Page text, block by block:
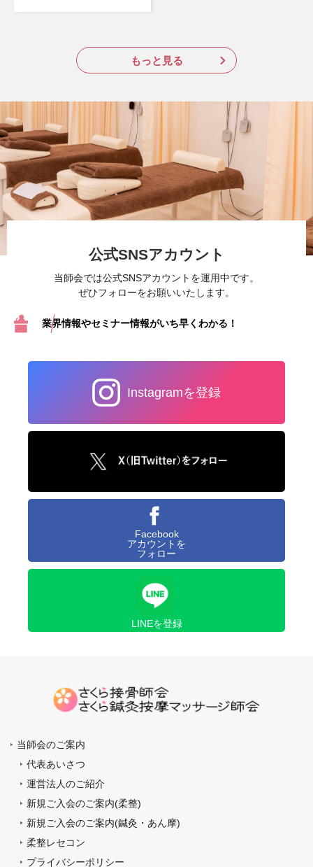
もっと見る
公式SNSアカウント
当師会では公式SNSアカウントを運用中です。
ぜひフォローをお願いいたします。
業界情報やセミナー情報がいち早くわかる！
Instagramを登録
Facebook
アカウントを
フォロー
LINEを登録
当師会のご案内
代表あいさつ
運営法人のご紹介
新規ご入会のご案内(柔整)
新規ご入会のご案内(鍼灸・あん摩)
柔整レセコン
プライバシーポリシー